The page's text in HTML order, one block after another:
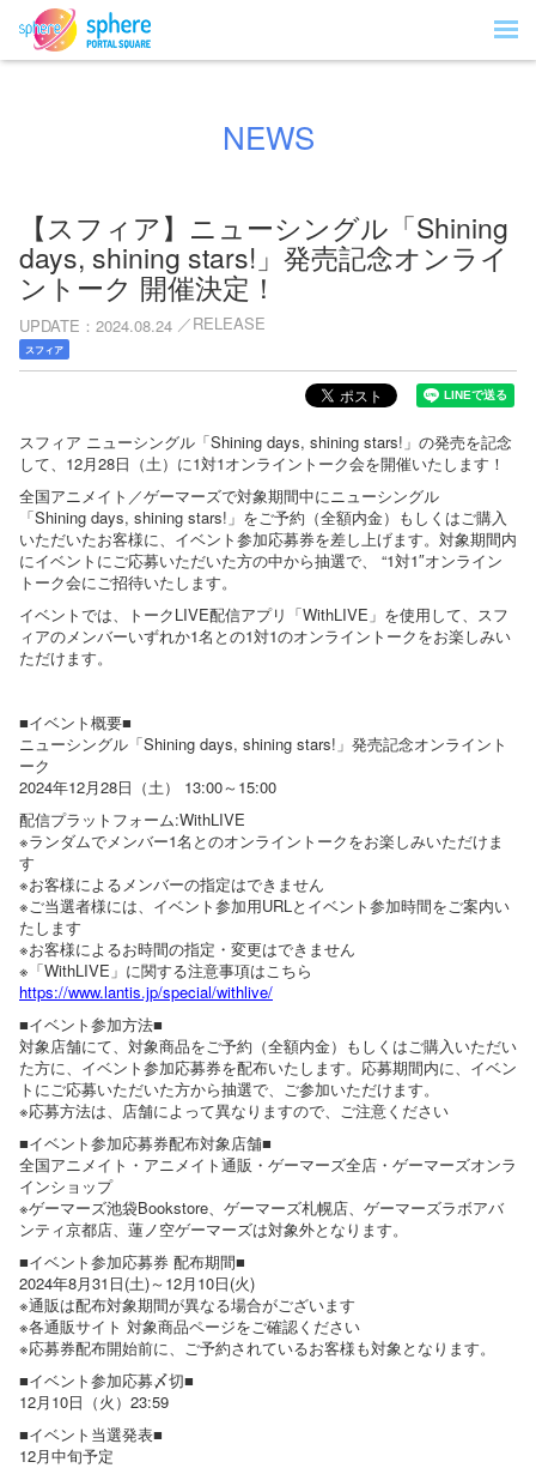
NEWS
【スフィア】ニューシングル「Shining
days, shining stars!」発売記念オンライ
ントーク 開催決定！
UPDATE 2024.08.24 RELEASE
スフィア
スフィア ニューシングル「Shining days, shining stars!」の発売を記念
して、12月28日（土）に1対1オンライントーク会を開催いたします！
全国アニメイト／ゲーマーズで対象期間中にニューシングル
「Shining days, shining stars!」をご予約（全額内金）もしくはご購入
いただいたお客様に、イベント参加応募券を差し上げます。対象期間内
にイベントにご応募いただいた方の中から抽選で、 “1対1″オンライン
トーク会にご招待いたします。
イベントでは、トークLIVE配信アプリ「WithLIVE」を使用して、スフ
ィアのメンバーいずれか1名との1対1のオンライントークをお楽しみい
ただけます。
■イベント概要■
ニューシングル「Shining days, shining stars!」発売記念オンライント
ーク
2024年12月28日（土） 13:00～15:00
配信プラットフォーム:WithLIVE
※ランダムでメンバー1名とのオンライントークをお楽しみいただけま
す
※お客様によるメンバーの指定はできません
※ご当選者様には、イベント参加用URLとイベント参加時間をご案内い
たします
※お客様によるお時間の指定・変更はできません
※「WithLIVE」に関する注意事項はこちら
https://www.lantis.jp/special/withlive/
■イベント参加方法■
対象店舗にて、対象商品をご予約（全額内金）もしくはご購入いただい
た方に、イベント参加応募券を配布いたします。応募期間内に、イベン
トにご応募いただいた方から抽選で、ご参加いただけます。
※応募方法は、店舗によって異なりますので、ご注意ください
■イベント参加応募券配布対象店舗■
全国アニメイト・アニメイト通販・ゲーマーズ全店・ゲーマーズオンラ
インショップ
※ゲーマーズ池袋Bookstore、ゲーマーズ札幌店、ゲーマーズラボアバ
ンティ京都店、蓮ノ空ゲーマーズは対象外となります。
■イベント参加応募券 配布期間■
2024年8月31日(土)～12月10日(火)
※通販は配布対象期間が異なる場合がございます
※各通販サイト 対象商品ページをご確認ください
※応募券配布開始前に、ご予約されているお客様も対象となります。
■イベント参加応募〆切■
12月10日（火）23:59
■イベント当選発表■
12月中旬予定